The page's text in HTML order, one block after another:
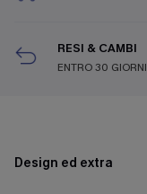
RESI & CAMBI
ENTRO 30 GIORNI
Design ed extra